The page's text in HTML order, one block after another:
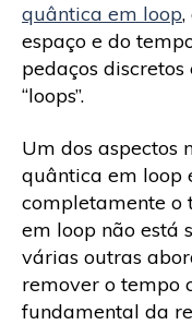
quântica em loop,
espaço e do
pedaços
“loops”.
Um dos aspectos
quântica em loop
completamente o
em loop não está
várias outras
remover o tempo
fundamental da